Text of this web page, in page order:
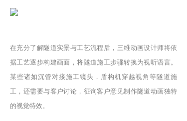
在充分了解隧道实景与工艺流程后，三维动画设计师将依
据工艺逐步构建画面，将隧道施工步骤转换为视听语言。
某些诸如沉管对接施工镜头，盾构机穿越视角等隧道施
工，还需要与客户讨论，征询客户意见制作隧道动画独特
的视觉特效。